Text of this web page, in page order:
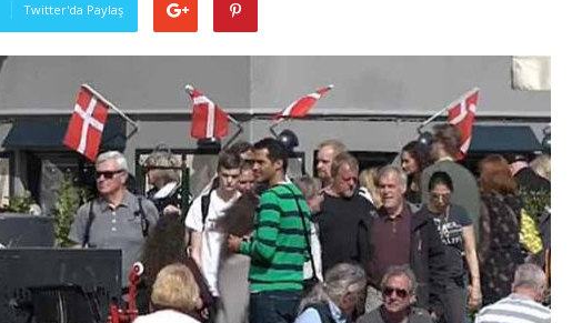
Twitter'da Paylaş